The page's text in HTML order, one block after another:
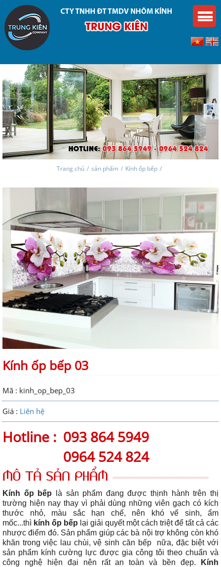
Trang chủ / sản phẩm / Kính ốp bếp /
Kính ốp bếp 03
Mã : kinh_op_bep_03
Giá : Liên hệ
Hotline : 093 864 5949
0964 524 824
MÔ TẢ SẢN PHẨM
Kính ốp bếp
là sản phẩm đang được thịnh hành trên thị
trường hiện nay thay vì phải dùng những viên gạch có kích
thước nhỏ, màu sắc hạn chế, nên khó vế sinh, ẩm
mốc...thì kính ốp bếp lại giải quyết một cách triệt để tất cả các
nhược điểm đó. Sản phẩm giúp các bà nội trợ không còn khó
khăn trong việc lau chùi, vệ sinh căn bếp nữa, đặc biệt với
sản phẩm kính cường lực được gia công tôi theo chuẩn và
công nghệ hiện đại nên rất an toàn và bền đẹp.
Kính